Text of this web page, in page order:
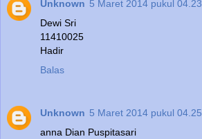
Unknown 5 Maret 2014 pukul 04.23
Dewi Sri
11410025
Hadir
Balas
Unknown 5 Maret 2014 pukul 04.25
anna Dian Puspitasari